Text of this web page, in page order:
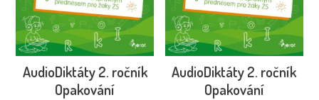
AudioDiktáty 2. ročník
Opakování
AudioDiktáty 2. ročník
Opakování